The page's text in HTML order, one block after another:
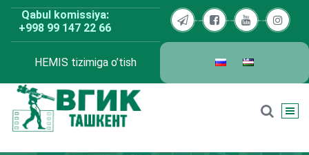
Skip
content
Qabul komissiya:
+998 99 147 22 66
HEMIS tizimiga o’tish